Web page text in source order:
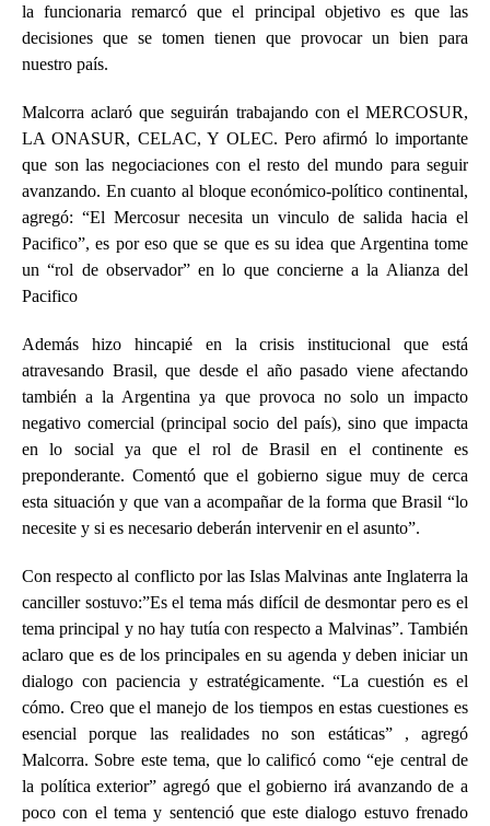
la funcionaria remarcó que el principal objetivo es que las
decisiones que se tomen tienen que provocar un bien para
nuestro país.
Malcorra aclaró que seguirán trabajando con el MERCOSUR,
LA ONASUR, CELAC, Y OLEC. Pero afirmó lo importante
que son las negociaciones con el resto del mundo para seguir
avanzando. En cuanto al bloque económico-político continental,
agregó: “El Mercosur necesita un vinculo de salida hacia el
Pacifico”, es por eso que se que es su idea que Argentina tome
un “rol de observador” en lo que concierne a la Alianza del
Pacifico
Además hizo hincapié en la crisis institucional que está
atravesando Brasil, que desde el año pasado viene afectando
también a la Argentina ya que provoca no solo un impacto
negativo comercial (principal socio del país), sino que impacta
en lo social ya que el rol de Brasil en el continente es
preponderante. Comentó que el gobierno sigue muy de cerca
esta situación y que van a acompañar de la forma que Brasil “lo
necesite y si es necesario deberán intervenir en el asunto”.
Con respecto al conflicto por las Islas Malvinas ante Inglaterra la
canciller sostuvo:”Es el tema más difícil de desmontar pero es el
tema principal y no hay tutía con respecto a Malvinas”. También
aclaro que es de los principales en su agenda y deben iniciar un
dialogo con paciencia y estratégicamente.“La cuestión es el
cómo. Creo que el manejo de los tiempos en estas cuestiones es
esencial porque las realidades no son estáticas” , agregó
Malcorra. Sobre este tema, que lo calificó como “eje central de
la política exterior” agregó que el gobierno irá avanzando de a
poco con el tema y sentenció que este dialogo estuvo frenado